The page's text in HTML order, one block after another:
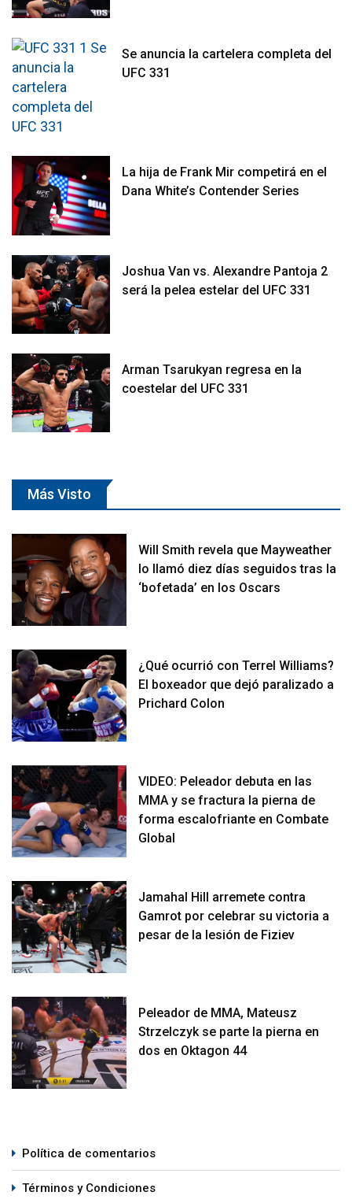
Se anuncia la cartelera completa del
UFC 331
La hija de Frank Mir competirá en el
Dana White’s Contender Series
Joshua Van vs. Alexandre Pantoja 2
será la pelea estelar del UFC 331
Arman Tsarukyan regresa en la
coestelar del UFC 331
Más Visto
Will Smith revela que Mayweather
lo llamó diez días seguidos tras la
‘bofetada’ en los Oscars
¿Qué ocurrió con Terrel Williams?
El boxeador que dejó paralizado a
Prichard Colon
VIDEO: Peleador debuta en las
MMA y se fractura la pierna de
forma escalofriante en Combate
Global
Jamahal Hill arremete contra
Gamrot por celebrar su victoria a
pesar de la lesión de Fiziev
Peleador de MMA, Mateusz
Strzelczyk se parte la pierna en
dos en Oktagon 44
Política de comentarios
Términos y Condiciones